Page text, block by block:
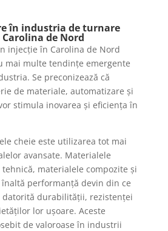
în industria de turnare
de Nord
injecție în Carolina de Nord
mai multe tendințe emergente
Se preconizează că
de materiale, automatizare și
stimula inovarea și eficiența în
cheie este utilizarea tot mai
avansate. Materialele
materialele compozite și
performanță devin din ce
datorită durabilității, rezistenței
lor ușoare. Aceste
de valoroase în industrii